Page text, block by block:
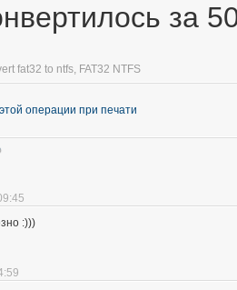
за
fat32 to ntfs, FAT32 NTFS
операции при печати
:)))